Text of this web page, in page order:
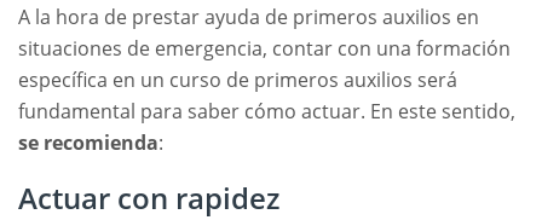
A la hora de prestar ayuda de primeros auxilios en
situaciones de emergencia, contar con una formación
específica en un curso de primeros auxilios será
fundamental para saber cómo actuar. En este sentido,
se recomienda:
Actuar con rapidez